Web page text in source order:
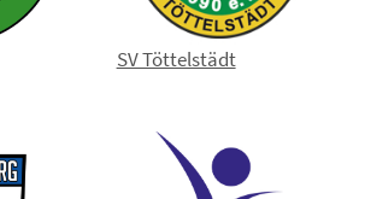
SV Töttelstädt